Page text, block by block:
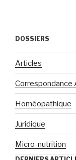
DOSSIERS
Articles
Correspondance
Homéopathique
Juridique
Micro-nutrition